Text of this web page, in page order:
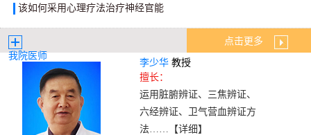
该如何采用心理疗法治疗神经官能
我院医师
点击更多
李少华 教授
擅长：
运用脏腑辨证、三焦辨证、
六经辨证、卫气营血辨证方
法……
【详细】